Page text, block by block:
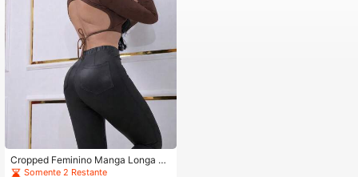
Cropped Feminino Manga Longa C
osta Nua Com Gola Tecido Suplex L
Somente 2 Restante